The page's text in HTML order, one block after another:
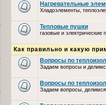
Нагревательные
Хладоэлементы,
Тепловые пушки
газовые и электрические
Как правильно и какую
Вопросы по
Задаем вопросы и
Вопросы по
Задаем вопросы,